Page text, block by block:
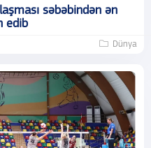
səbəbindən ən
edib
Dünya